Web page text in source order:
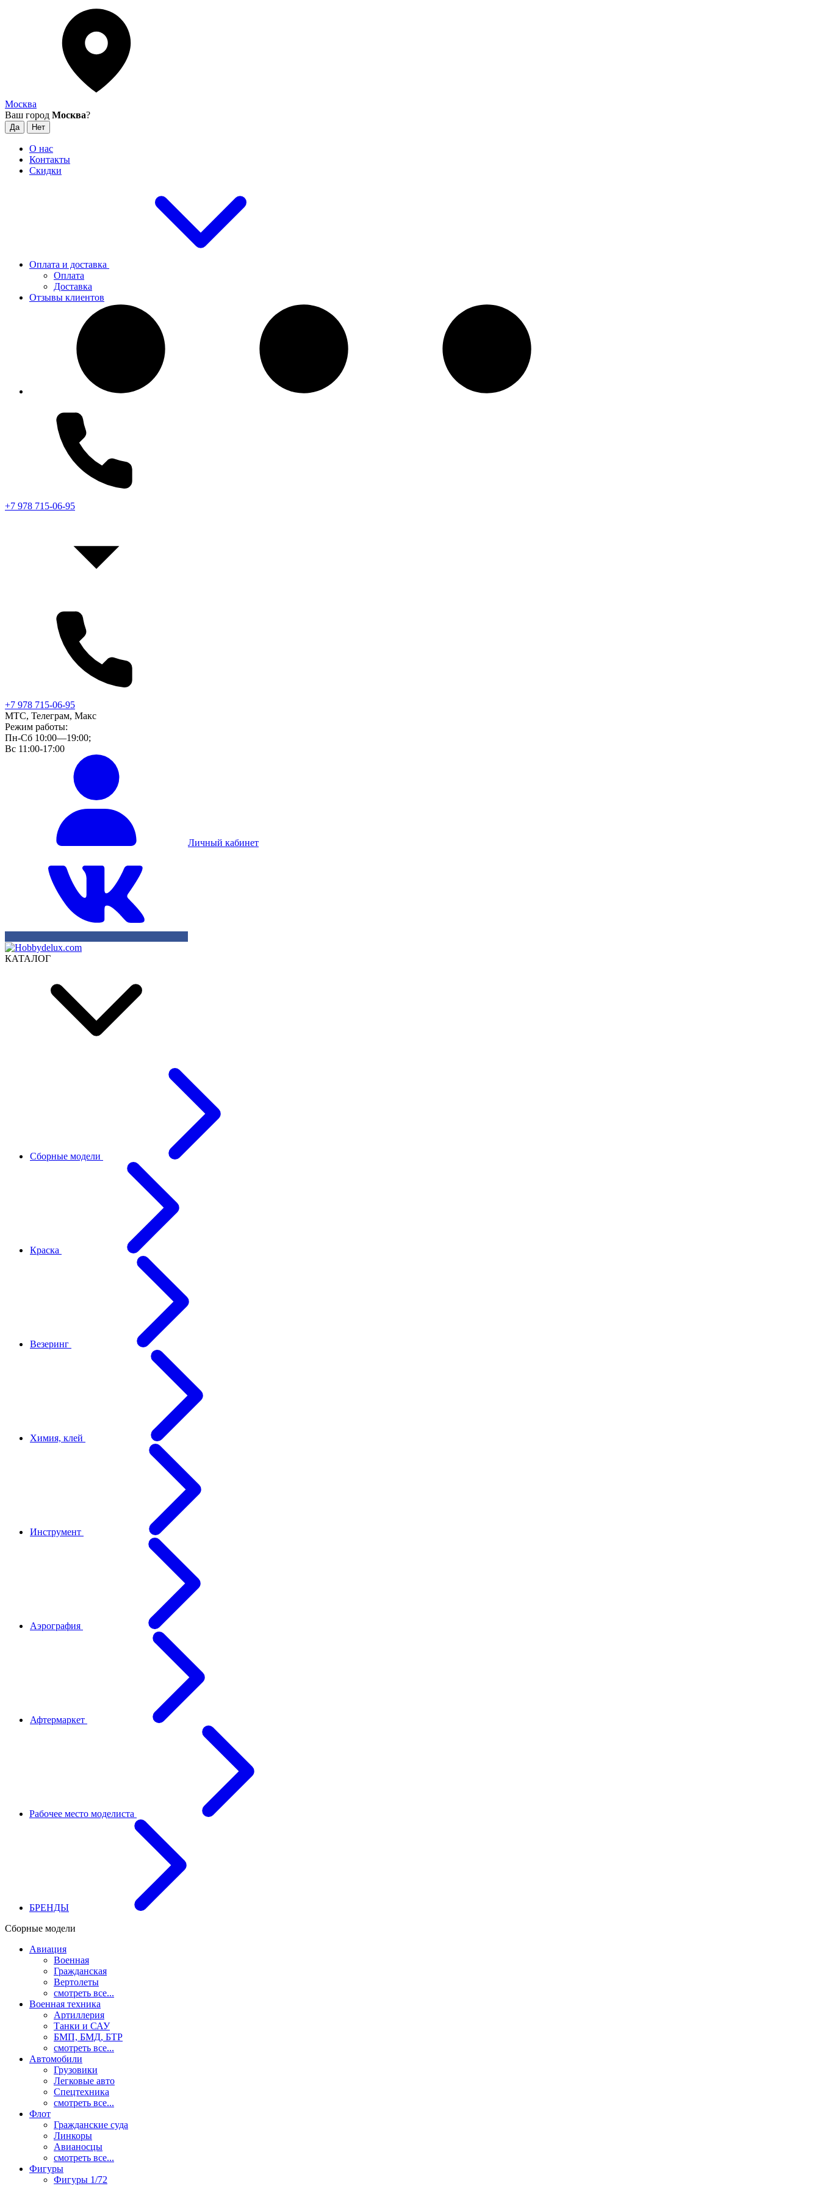
Москва
Ваш город Москва?
О нас
Контакты
Скидки
Оплата и доставка
Оплата
Доставка
Отзывы клиентов
+7 978 715-06-95
+7 978 715-06-95
МТС, Телеграм, Макс
Режим работы:
Пн-Сб 10:00—19:00;
Вс 11:00-17:00
Личный кабинет
КАТАЛОГ
Сборные модели
Краска
Везеринг
Химия, клей
Инструмент
Аэрография
Афтермаркет
Рабочее место моделиста
БРЕНДЫ
Сборные модели
Авиация
Военная
Гражданская
Вертолеты
смотреть все...
Военная техника
Артиллерия
Танки и САУ
БМП, БМД, БТР
смотреть все...
Автомобили
Грузовики
Легковые авто
Спецтехника
смотреть все...
Флот
Гражданские суда
Линкоры
Авианосцы
смотреть все...
Фигуры
Фигуры 1/72